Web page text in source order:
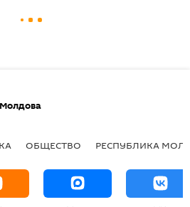
Молдова
ОБЩЕСТВО РЕСПУБЛИКА